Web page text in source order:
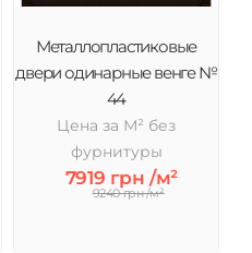
Металлопластиковые
двери одинарные венге №
44
Цена за М² без
фурнитуры
7919 грн /м²
9240 грн /м²